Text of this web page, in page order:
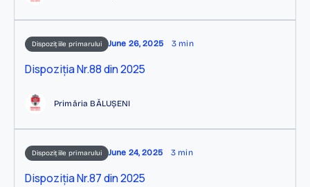
Dispozițiile primarului June 26, 2025 3 min
Dispoziția Nr.88 din 2025
Primăria BĂLUȘENI
Dispozițiile primarului June 24, 2025 3 min
Dispoziția Nr.87 din 2025